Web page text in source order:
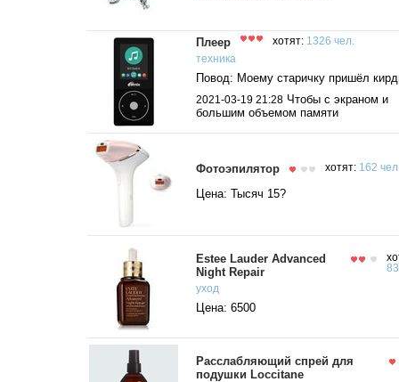
Плеер хотят: 1326 чел.
техника
Повод: Моему старичку пришёл
2021-03-19 21:28 Чтобы с экраном и
большим объемом памяти
Фотоэпилятор хотят: 162
Цена: Тысяч 15?
Estee Lauder Advanced
Night Repair
уход
Цена: 6500
Расслабляющий спрей для
подушки Loccitane